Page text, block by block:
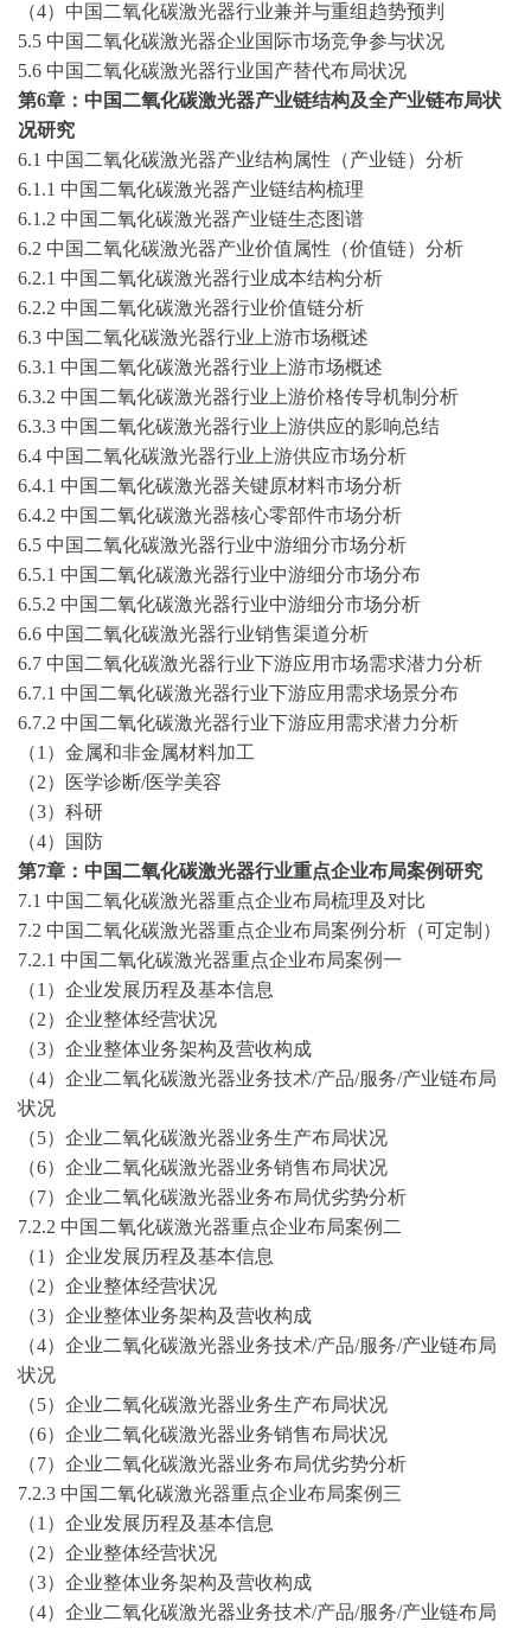
（4）中国二氧化碳激光器行业兼并与重组趋势预判
5.5 中国二氧化碳激光器企业国际市场竞争参与状况
5.6 中国二氧化碳激光器行业国产替代布局状况
第6章：中国二氧化碳激光器产业链结构及全产业链布局状
况研究
6.1 中国二氧化碳激光器产业结构属性（产业链）分析
6.1.1 中国二氧化碳激光器产业链结构梳理
6.1.2 中国二氧化碳激光器产业链生态图谱
6.2 中国二氧化碳激光器产业价值属性（价值链）分析
6.2.1 中国二氧化碳激光器行业成本结构分析
6.2.2 中国二氧化碳激光器行业价值链分析
6.3 中国二氧化碳激光器行业上游市场概述
6.3.1 中国二氧化碳激光器行业上游市场概述
6.3.2 中国二氧化碳激光器行业上游价格传导机制分析
6.3.3 中国二氧化碳激光器行业上游供应的影响总结
6.4 中国二氧化碳激光器行业上游供应市场分析
6.4.1 中国二氧化碳激光器关键原材料市场分析
6.4.2 中国二氧化碳激光器核心零部件市场分析
6.5 中国二氧化碳激光器行业中游细分市场分析
6.5.1 中国二氧化碳激光器行业中游细分市场分布
6.5.2 中国二氧化碳激光器行业中游细分市场分析
6.6 中国二氧化碳激光器行业销售渠道分析
6.7 中国二氧化碳激光器行业下游应用市场需求潜力分析
6.7.1 中国二氧化碳激光器行业下游应用需求场景分布
6.7.2 中国二氧化碳激光器行业下游应用需求潜力分析
（1）金属和非金属材料加工
（2）医学诊断/医学美容
（3）科研
（4）国防
第7章：中国二氧化碳激光器行业重点企业布局案例研究
7.1 中国二氧化碳激光器重点企业布局梳理及对比
7.2 中国二氧化碳激光器重点企业布局案例分析（可定制）
7.2.1 中国二氧化碳激光器重点企业布局案例一
（1）企业发展历程及基本信息
（2）企业整体经营状况
（3）企业整体业务架构及营收构成
（4）企业二氧化碳激光器业务技术/产品/服务/产业链布局
状况
（5）企业二氧化碳激光器业务生产布局状况
（6）企业二氧化碳激光器业务销售布局状况
（7）企业二氧化碳激光器业务布局优劣势分析
7.2.2 中国二氧化碳激光器重点企业布局案例二
（1）企业发展历程及基本信息
（2）企业整体经营状况
（3）企业整体业务架构及营收构成
（4）企业二氧化碳激光器业务技术/产品/服务/产业链布局
状况
（5）企业二氧化碳激光器业务生产布局状况
（6）企业二氧化碳激光器业务销售布局状况
（7）企业二氧化碳激光器业务布局优劣势分析
7.2.3 中国二氧化碳激光器重点企业布局案例三
（1）企业发展历程及基本信息
（2）企业整体经营状况
（3）企业整体业务架构及营收构成
（4）企业二氧化碳激光器业务技术/产品/服务/产业链布局